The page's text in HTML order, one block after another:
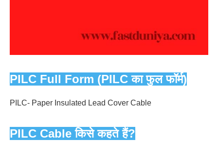
PILC Full Form (PILC का फुल फॉर्म)
PILC- Paper Insulated Lead Cover Cable
PILC Cable किसे कहते हैं?